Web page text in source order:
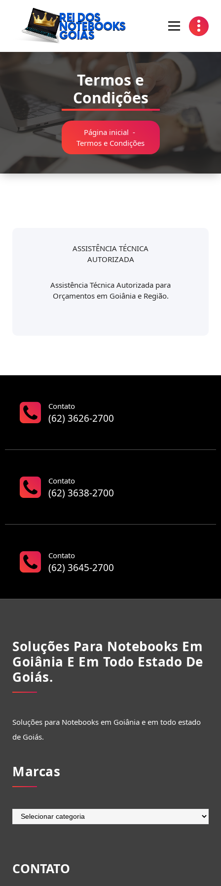
conteúdo
Termos e
Condições
Página inicial -
Termos e Condições
ASSISTÊNCIA TÉCNICA
AUTORIZADA
Assistência Técnica Autorizada para
Orçamentos em Goiânia e Região.
Contato
(62) 3626-2700
Contato
(62) 3638-2700
Contato
(62) 3645-2700
Soluções Para Notebooks Em
Goiânia E Em Todo Estado De
Goiás.
Soluções para Notebooks em Goiânia e em todo estado
de Goiás.
Marcas
Marcas
CONTATO